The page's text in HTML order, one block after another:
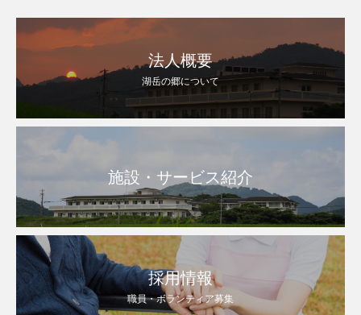
法人概要
湖岳の郷について
施設・サービス紹介
採用情報
職員・ボランティア募集